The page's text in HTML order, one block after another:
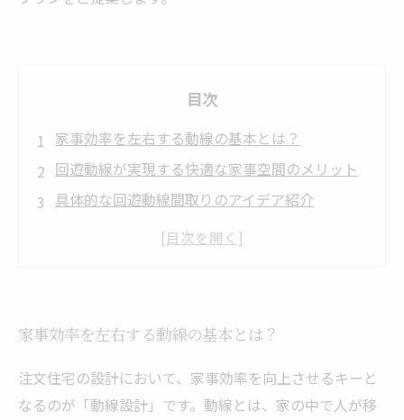
目次
家事効率を左右する動線の基本とは？
回遊動線が実現する快適な家事空間のメリット
具体的な回遊動線間取りのアイデア紹介
回遊動線を設計する際の注意点とポイント
家事効率を左右する動線の基本とは？
注文住宅の設計において、家事効率を向上させるキーと
なるのが「動線設計」です。動線とは、家の中で人が移